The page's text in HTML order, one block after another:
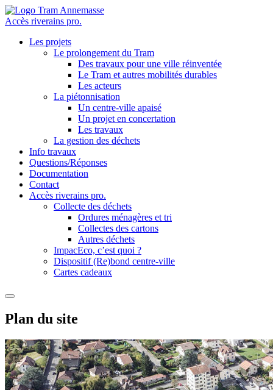
Accès riverains pro.
Les projets
Le prolongement du Tram
Des travaux pour une ville réinventée
Le Tram et autres mobilités durables
Les acteurs
La piétonnisation
Un centre-ville apaisé
Un projet en concertation
Les travaux
La gestion des déchets
Info travaux
Questions/Réponses
Documentation
Contact
Accès riverains pro.
Collecte des déchets
Ordures ménagères et tri
Collectes des cartons
Autres déchets
ImpacEco, c’est quoi ?
Dispositif (Re)bond centre-ville
Cartes cadeaux
Plan du site